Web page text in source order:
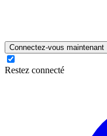
Connectez-vous maintenant
Restez connecté